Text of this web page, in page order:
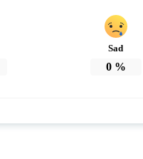
Sad
0%